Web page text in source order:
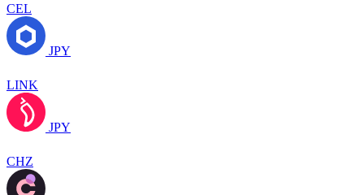
CEL
JPY
LINK
JPY
CHZ